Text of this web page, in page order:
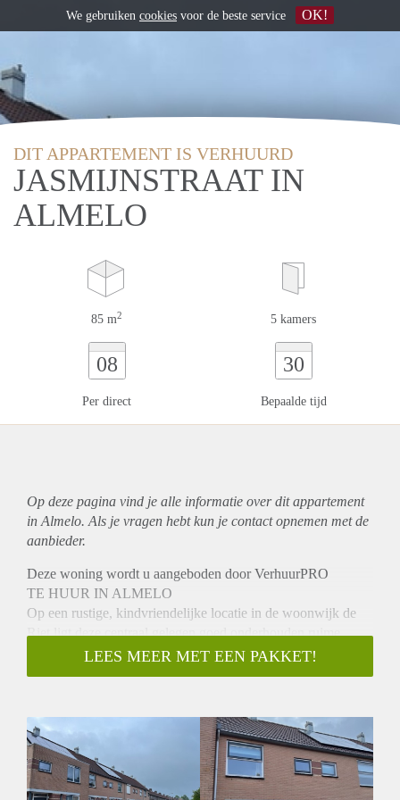
DIT APPARTEMENT IS VERHUURD
JASMIJNSTRAAT IN
ALMELO
85 m2 5 kamers
08
Per direct
30
Bepaalde tijd
Op deze pagina vind je alle informatie over ditappartement
in Almelo. Als je vragen hebt kun je contact opnemen met de
aanbieder.
Deze woning wordt u aangeboden door VerhuurPRO
TE HUUR IN ALMELO
Op een rustige, kindvriendelijke locatie in de woonwijk de
Riet ligt deze centraal gelegen goed onderhouden ruime
eengezinswoning met 4 slaapkamers, berging en eigen
achterom.
woonkamer voorzien van laminaat, keuken met inductie
kookplaat, afzuigkap, afwasmachine en ijskast.
1e VERDIEPING:
Overloop, 3 slaapkamers, badkamer met dubbele wastafel,
LEES MEER MET EEN PAKKET!
We gebruiken cookies voor de beste service OK!